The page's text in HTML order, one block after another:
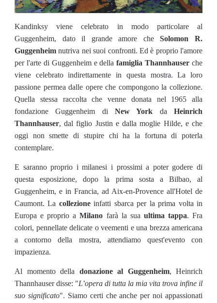
Kandinksy viene celebrato in modo particolare al
Guggenheim, dato il grande amore cheSolomon R.
Guggenheim nutriva nei suoi confronti. Ed è proprio l'amore
per l'arte di Guggenheim e dellafamiglia Thannhauser che
viene celebrato indirettamente in questa mostra. La loro
passione permea dalle opere che compongono la collezione.
Quella stessa raccolta che venne donata nel 1965 alla
fondazione Guggenheim di New York da Heinrich
Thannhauser, dal figlio Justin e dalla moglie Hilde, e che
oggi non smette di stupire chi ha la fortuna di poterla
contemplare.
E saranno proprio i milanesi i prossimi a poter godere di
questa esposizione, dopo la prima sosta a Bilbao, al
Guggenheim, e in Francia, ad Aix-en-Provence all'Hotel de
Caumont. La collezioneinfatti sbarca per la prima volta in
Europa e proprio aMilano farà la sua ultima tappa. Fra
colori, pennellate delicate o veementi e una brezza americana
a contorno della mostra, attendiamo quest'evento con
impazienza.
Al momento della donazione al Guggenheim, Heinrich
Thannhauser disse: "L’opera di tutta la mia vita trova infine il
suo significato". Siamo certi che anche per noi appassionati